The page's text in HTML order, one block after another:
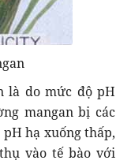
là do mức độ pH
mangan bị các
hạ xuống thấp,
vào tế bào với